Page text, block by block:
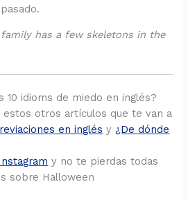
family has a few skeletons in the
10 idioms de miedo en inglés?
estos otros artículos que te van a
en inglés y¿De dónde
y no te pierdas todas
sobre Halloween